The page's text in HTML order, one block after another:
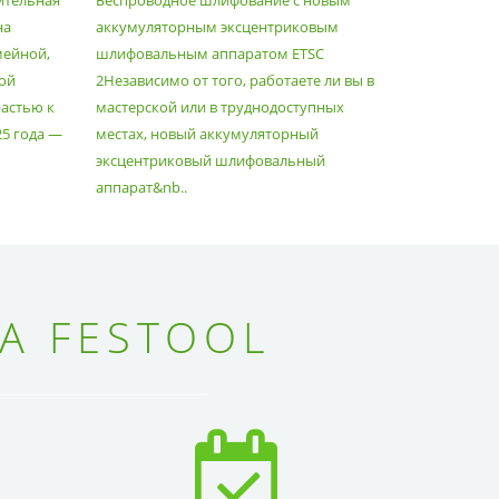
к
года —
АППАРАТОМ ETSC2
аккумуляторным эксцентриковым
шлифовальным аппаратом ETSC
2Независимо от того, работаете ли вы в
мастерской или в труднодоступных
местах, новый аккумуляторный
эксцентриковый шлифовальный
аппарат&nb..